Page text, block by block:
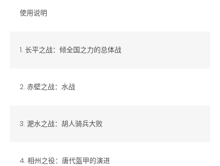
使用说明
1. 长平之战：倾全国之力的总体战
2. 赤壁之战：水战
3. 淝水之战：胡人骑兵大败
4. 相州之役：唐代盔甲的演进